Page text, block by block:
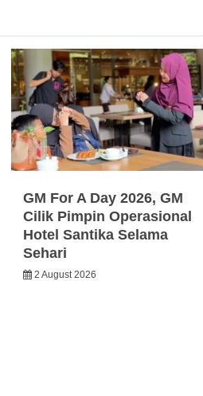
GM For A Day 2026, GM
Cilik Pimpin Operasional
Hotel Santika Selama
Sehari
2 August 2026